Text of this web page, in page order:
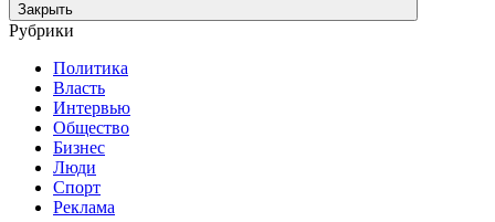
Закрыть
Рубрики
Политика
Власть
Интервью
Общество
Бизнес
Люди
Спорт
Реклама